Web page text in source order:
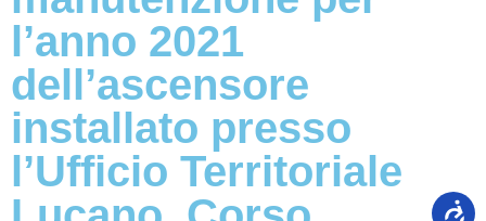
l’anno 2021
dell’ascensore
installato presso
l’Ufficio Territoriale